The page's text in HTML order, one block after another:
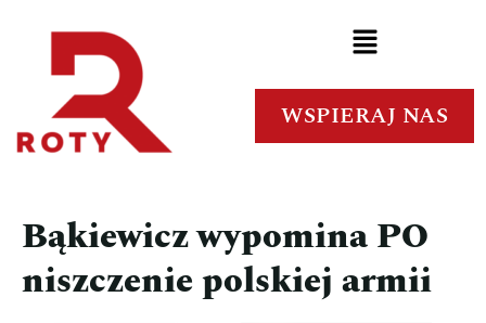
WSPIERAJ NAS
Bąkiewicz wypomina PO
niszczenie polskiej armii